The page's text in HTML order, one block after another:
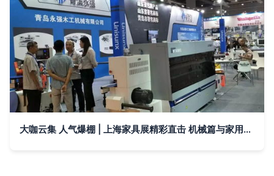
大咖云集 人气爆棚 | 上海家具展精彩直击 机械篇与家用视听设备创新融合